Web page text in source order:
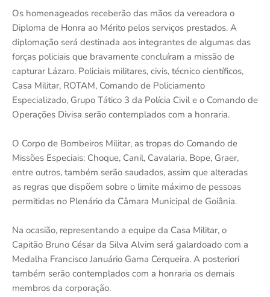
Os homenageados receberão das mãos da vereadora o
Diploma de Honra ao Mérito pelos serviços prestados. A
diplomação será destinada aos integrantes de algumas das
forças policiais que bravamente concluíram a missão de
capturar Lázaro. Policiais militares, civis, técnico científicos,
Casa Militar, ROTAM, Comando de Policiamento
Especializado, Grupo Tático 3 da Polícia Civil e o Comando de
Operações Divisa serão contemplados com a honraria.
O Corpo de Bombeiros Militar, as tropas do Comando de
Missões Especiais: Choque, Canil, Cavalaria, Bope, Graer,
entre outros, também serão saudados, assim que alteradas
as regras que dispõem sobre o limite máximo de pessoas
permitidas no Plenário da Câmara Municipal de Goiânia.
Na ocasião, representando a equipe da Casa Militar, o
Capitão Bruno César da Silva Alvim será galardoado com a
Medalha Francisco Januário Gama Cerqueira. A posteriori
também serão contemplados com a honraria os demais
membros da corporação.